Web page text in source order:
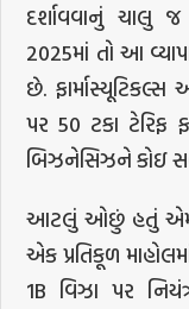
દર્શાવવાનું ચાલુ જ
2025માં તો આ
છે.
પર 50 ટકા ટેરિફ
બિઝનેસિઝને કોઇ
આટલું ઓછું હતું એમાં
એક પ્રતિકૂળ
1B વિઝા પર